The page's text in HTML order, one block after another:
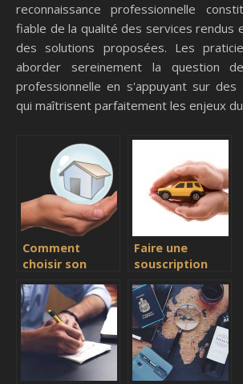
reconnaissance professionnelle
fiable de la qualité des services rendus
des solutions proposées. Les
aborder sereinement la question
professionnelle en s'appuyant sur des
qui maîtrisent parfaitement les enjeux
Comment
choisir son
habitation?
Faire une
souscription
ligne